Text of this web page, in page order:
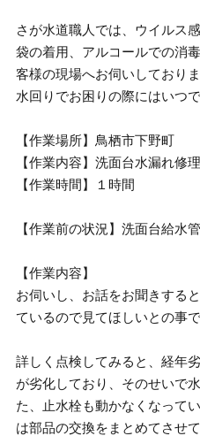
さが水道職人では、ウイルス
袋の着用、アルコールでの消
客様の現場へお伺いしておりま
水回りでお困りの際にはいつ
【作業場所】鳥栖市下野町
【作業内容】洗面台水漏れ修理
【作業時間】１時間
【作業前の状況】洗面台給水
【作業内容】
お伺いし、お話をお聞きする
ているので見てほしいとの事で
詳しく点検してみると、経年
が劣化しており、そのせいで
た、止水栓も動かなくなって
は部品の交換をまとめてさせ